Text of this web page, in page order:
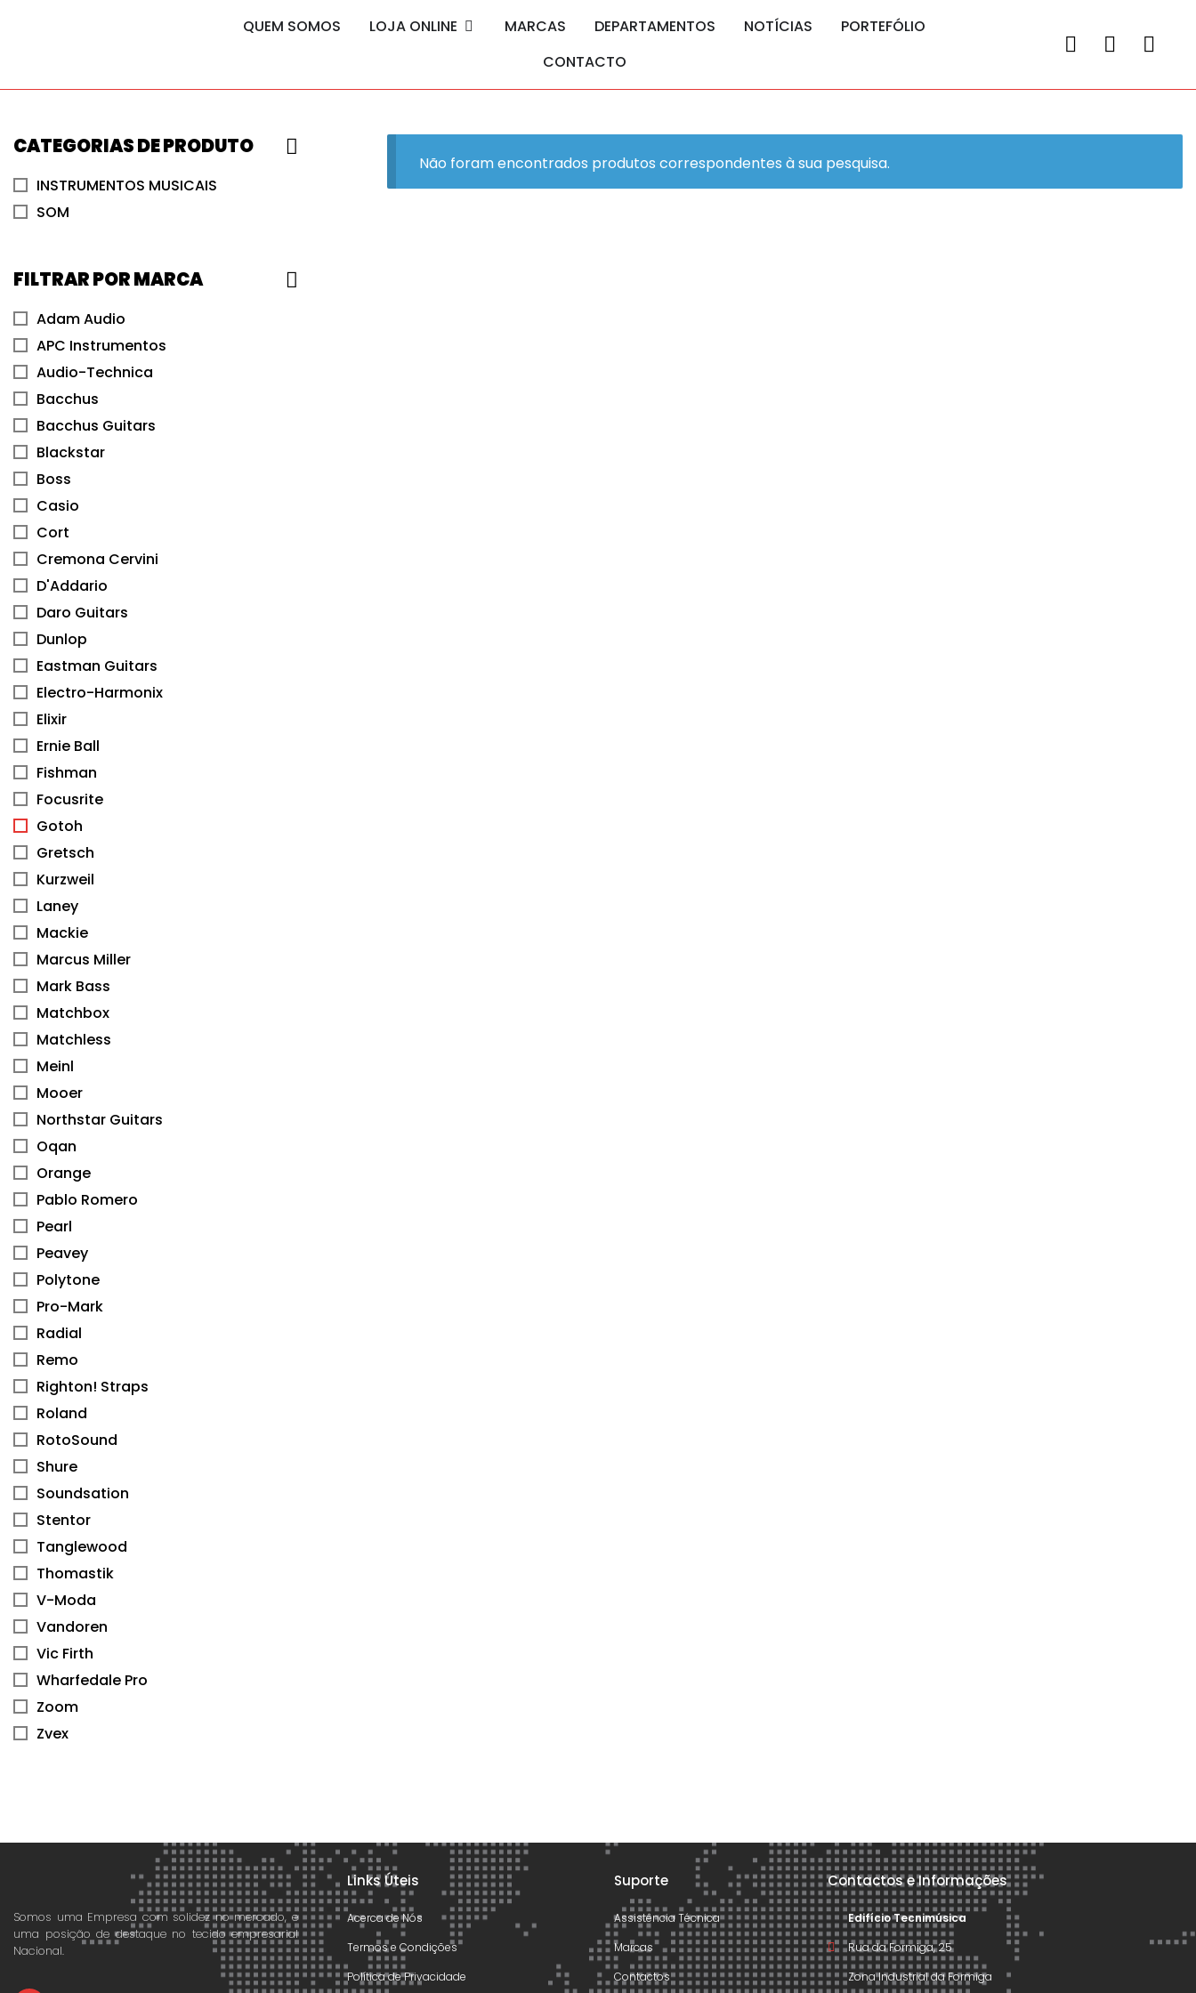
QUEM SOMOS LOJA ONLINE MARCAS DEPARTAMENTOS NOTÍCIAS
PORTEFÓLIO
CONTACTO
Não foram encontrados produtos correspondentes à sua pesquisa.
CATEGORIAS DE PRODUTO
INSTRUMENTOS MUSICAIS
SOM
FILTRAR POR MARCA
Adam Audio
APC Instrumentos
Audio-Technica
Bacchus
Bacchus Guitars
Blackstar
Boss
Casio
Cort
Cremona Cervini
D'Addario
Daro Guitars
Dunlop
Eastman Guitars
Electro-Harmonix
Elixir
Ernie Ball
Fishman
Focusrite
Gotoh
Gretsch
Kurzweil
Laney
Mackie
Marcus Miller
Mark Bass
Matchbox
Matchless
Meinl
Mooer
Northstar Guitars
Oqan
Orange
Pablo Romero
Pearl
Peavey
Polytone
Pro-Mark
Radial
Remo
Righton! Straps
Roland
RotoSound
Shure
Soundsation
Stentor
Tanglewood
Thomastik
V-Moda
Vandoren
Vic Firth
Wharfedale Pro
Zoom
Zvex
Somos uma Empresa com solidez no mercado, e
uma posição de destaque no tecido empresarial
Nacional.
Links Úteis
Acerca de Nós
Termos e Condições
Política de Privacidade
Suporte
Assistência Técnica
Marcas
Contactos
Contactos e Informações
Edifício Tecnimúsica
Rua da Formiga, 25
Zona Industrial da Formiga